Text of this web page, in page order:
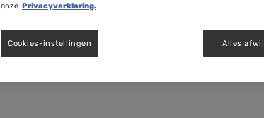
onze Privacyverklaring.
Alles
Cookies-instellingen